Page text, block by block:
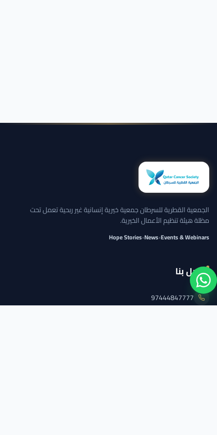
الجمعية القطرية للسرطان جمعية خيرية إنسانية غير ربحية تعمل تحت
مظلة هيئة تنظيم الأعمال الخيرية.
Events & Webinars
•
News
•
Hope Stories
اتصل بنا
97444847777